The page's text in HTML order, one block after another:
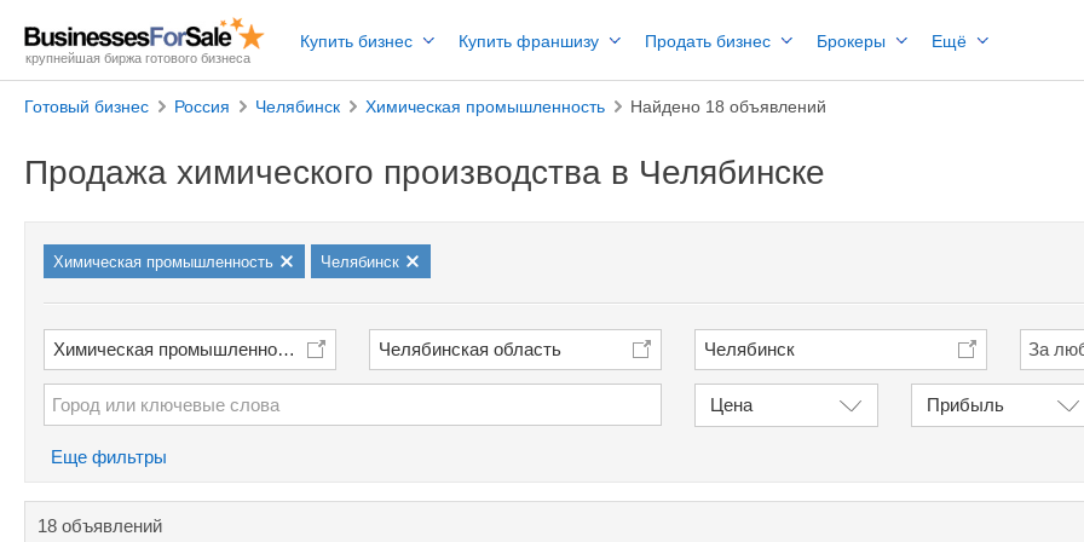
крупнейшая биржа готового бизнеса
Купить бизнес Купить франшизу Продать бизнес Брокеры Ещё
Готовый бизнес Россия Челябинск Химическая промышленность Найдено 18 объявлений
Продажа химического производства в Челябинске
Химическая промышленность Челябинск
Химическая промышленность Челябинская область Челябинск
Цена Прибыль
Еще фильтры
18 объявлений